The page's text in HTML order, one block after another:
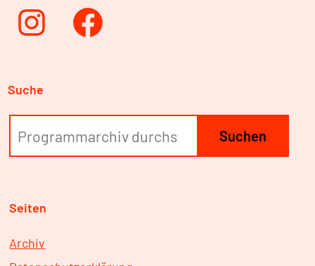
InstagramFacebook
Suche
Suchen
Seiten
Archiv